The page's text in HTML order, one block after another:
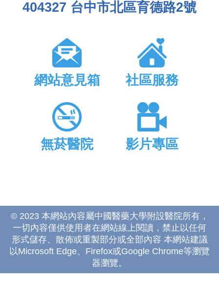
404327 台中市北區育德路2號
網站意見箱 社區服務
無菸醫院 影片專區
© 2023 本網站內容屬中國醫藥大學附設醫院所有，
一切內容僅供使用者在網站線上閱讀，禁止以任何
形式儲存、散佈或重製部分或全部內容 本網站建議
以Microsoft Edge、Firefox或Google Chrome等瀏覽
器瀏覽。